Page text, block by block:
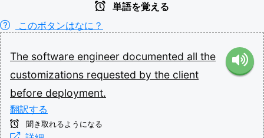
単語を覚える
このボタンはなに？
The software engineer documented all the
customizations requested by the client
before deployment.
翻訳する
聞き取れるようになる